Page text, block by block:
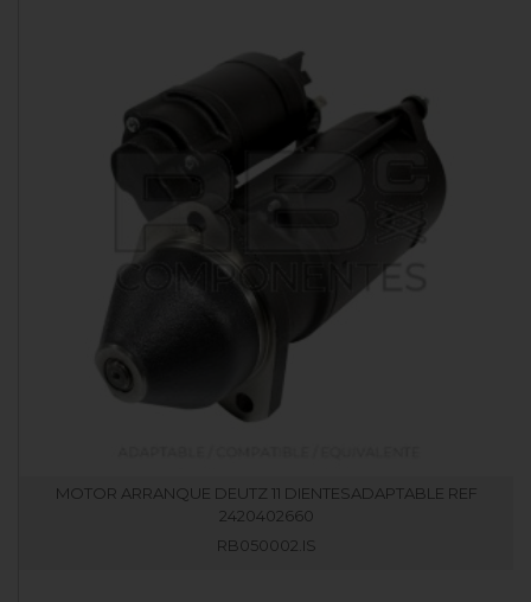
MOTOR ARRANQUE DEUTZ 11 DIENTESADAPTABLE REF
2420402660
RB050002.IS